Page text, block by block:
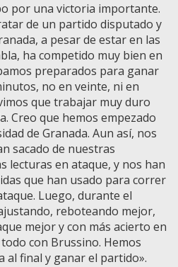
por una victoria importante.
de un partido disputado y
a pesar de estar en las
ha competido muy bien en
preparados para ganar
no en veinte, ni en
que trabajar muy duro
Creo que hemos empezado
de Granada. Aun así, nos
sacado de nuestras
lecturas en ataque, y nos han
que han usado para correr
Luego, durante el
reboteando mejor,
mejor y con más acierto en
con Brussino. Hemos
al final y ganar el partido».